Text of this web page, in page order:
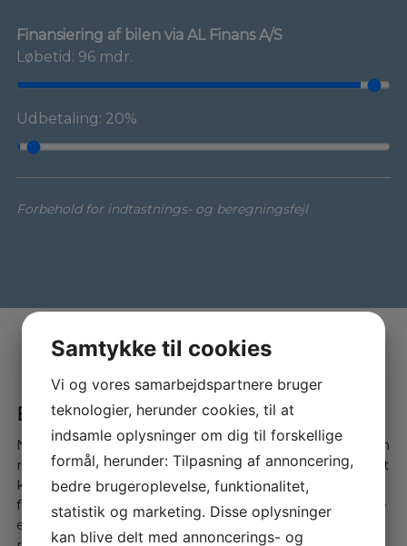
Finansiering af bilen via AL Finans A/S
Løbetid: 96 mdr.
Udbetaling: 20%
Forbehold for indtastnings- og beregningsfejl
Bliv klogere på ladeløsninger
Når du køber el- eller hybridbil, er det vigtigt med den
rette ladeløsning. Der findes mange udbydere, og det
kan være en jungle at finde rundt i – især som
førstegangskøber. Derfor hjælper vi dig med at vælge
en løsning, der passer til dine behov. Vi samarbejder
Samtykke til cookies
Vi og vores samarbejdspartnere bruger
teknologier, herunder cookies, til at
indsamle oplysninger om dig til forskellige
formål, herunder: Tilpasning af annoncering,
bedre brugeroplevelse, funktionalitet,
statistik og marketing. Disse oplysninger
kan blive delt med annoncerings- og